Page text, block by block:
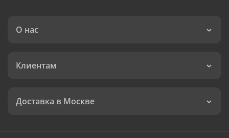
О нас
Клиентам
Доставка в Москве